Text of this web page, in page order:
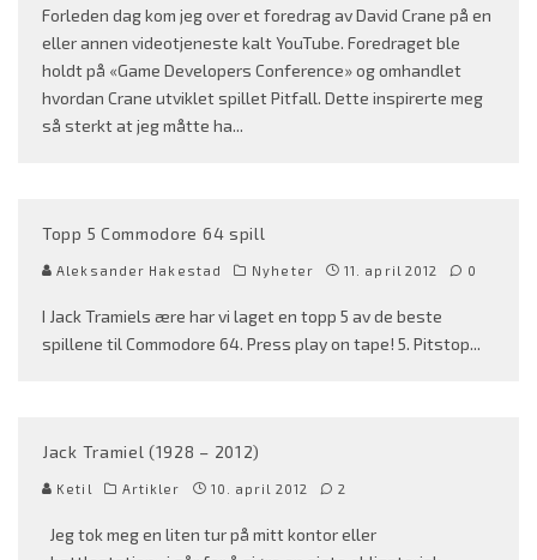
Forleden dag kom jeg over et foredrag av David Crane på en
eller annen videotjeneste kalt YouTube. Foredraget ble
holdt på «Game Developers Conference» og omhandlet
hvordan Crane utviklet spillet Pitfall. Dette inspirerte meg
så sterkt at jeg måtte ha...
Topp 5 Commodore 64 spill
Aleksander Hakestad Nyheter 11. april 2012 0
I Jack Tramiels ære har vi laget en topp 5 av de beste
spillene til Commodore 64. Press play on tape! 5. Pitstop...
Jack Tramiel (1928 – 2012)
Ketil Artikler 10. april 2012 2
Jeg tok meg en liten tur på mitt kontor eller